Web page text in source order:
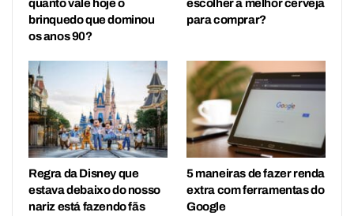
quanto vale hoje o
brinquedo que dominou
os anos 90?
escolher a melhor cerveja
para comprar?
Regra da Disney que
estava debaixo do nosso
nariz está fazendo fãs
5 maneiras de fazer renda
extra com ferramentas do
Google